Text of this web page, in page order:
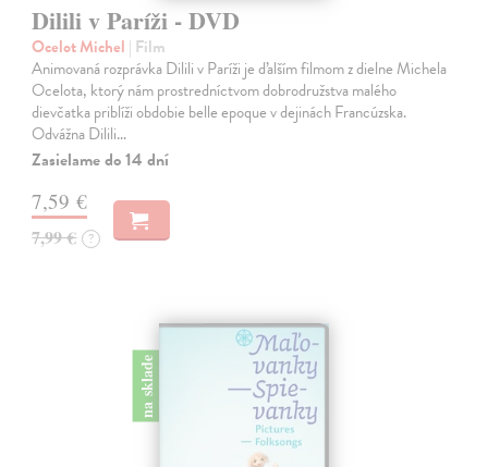
Dilili v Paríži - DVD
Ocelot Michel | Film
Animovaná rozprávka Dilili v Paríži je ďalším filmom z dielne Michela
Ocelota, ktorý nám prostredníctvom dobrodružstva malého
dievčatka priblíži obdobie belle epoque v dejinách Francúzska.
Odvážna Dilili…
Zasielame do 14 dní
7,59 €
7,99 € ?
na sklade